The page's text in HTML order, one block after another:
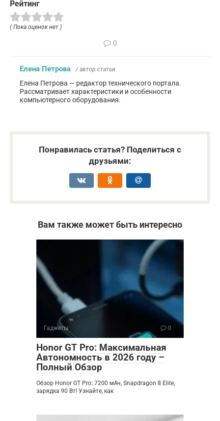
Рейтинг
( Пока оценок нет )
0
Елена Петрова / автор статьи
Елена Петрова — редактор технического портала.
Рассматривает характеристики и особенности
компьютерного оборудования.
Понравилась статья? Поделиться с
друзьями:
Вам также может быть интересно
Гаджеты 0
Honor GT Pro: Максимальная
Автономность в 2026 году –
Полный Обзор
Обзор Honor GT Pro: 7200 мАч, Snapdragon 8 Elite,
зарядка 90 Вт! Узнайте, как